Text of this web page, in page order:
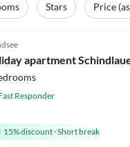
Stars Price
apartment
Responder
15% discount·Short break